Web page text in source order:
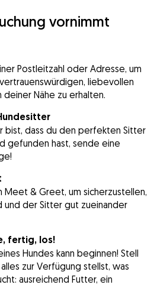
vornimmt
Postleitzahl oder Adresse, um
liebevollen
deiner Nähe zu erhalten.
bist, dass du den perfekten Sitter
gefunden hast, sende eine
Meet & Greet, um sicherzustellen,
und der Sitter gut zueinander
fertig, los!
Hundes kann beginnen! Stell
zur Verfügung stellst, was
ausreichend Futter, ein